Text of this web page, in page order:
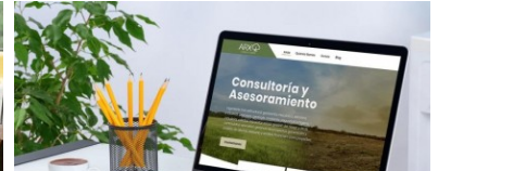
Diseño Web a Medida para Consultora
Trabajos Web